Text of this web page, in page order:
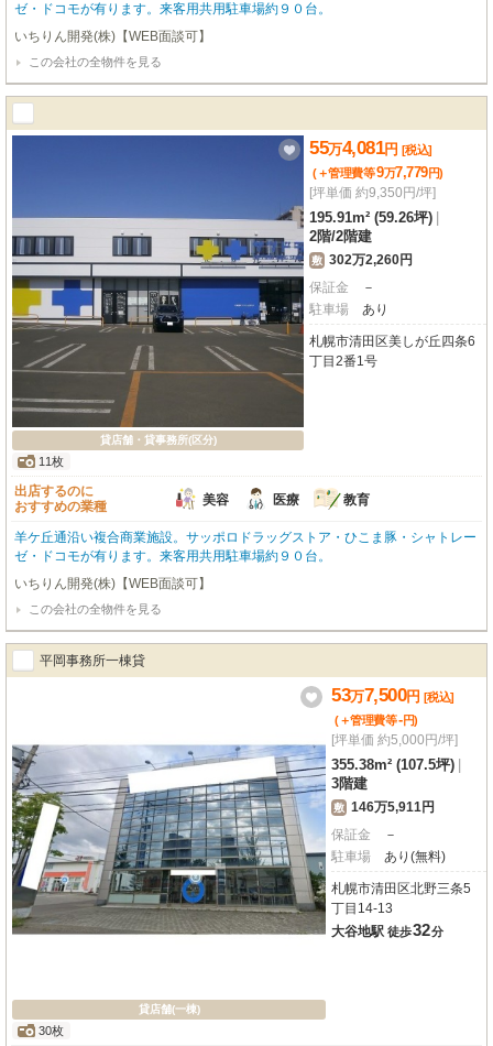
ゼ・ドコモが有ります。来客用共用駐車場約９０台。
いちりん開発(株)【WEB面談可】
この会社の全物件を見る
貸店舗・貸事務所(区分)
11枚
55万4,081円 [税込]
(＋管理費等9万7,779円)
[坪単価 約9,350円/坪]
195.91m² (59.26坪)
2階/2階建
敷 302万2,260円
保証金
－
駐車場
あり
札幌市清田区美しが丘四条6
丁目2番1号
出店するのに
おすすめの業種
美容 医療 教育
羊ケ丘通沿い複合商業施設。サッポロドラッグストア・ひこま豚・シャトレー
ゼ・ドコモが有ります。来客用共用駐車場約９０台。
いちりん開発(株)【WEB面談可】
この会社の全物件を見る
平岡事務所一棟貸
貸店舗(一棟)
30枚
53万7,500円 [税込]
(＋管理費等-円)
[坪単価 約5,000円/坪]
355.38m² (107.5坪)
3階建
敷 146万5,911円
保証金
－
駐車場
あり(無料)
札幌市清田区北野三条5
丁目14-13
大谷地駅 徒歩32分